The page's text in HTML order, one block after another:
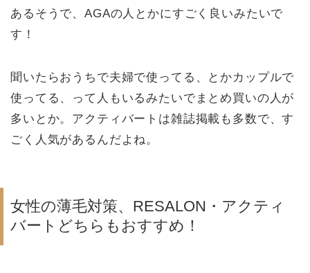
あるそうで、AGAの人とかにすごく良いみたいで
す！
聞いたらおうちで夫婦で使ってる、とかカップルで
使ってる、って人もいるみたいでまとめ買いの人が
多いとか。アクティバートは雑誌掲載も多数で、す
ごく人気があるんだよね。
女性の薄毛対策、RESALON・アクティ
バートどちらもおすすめ！